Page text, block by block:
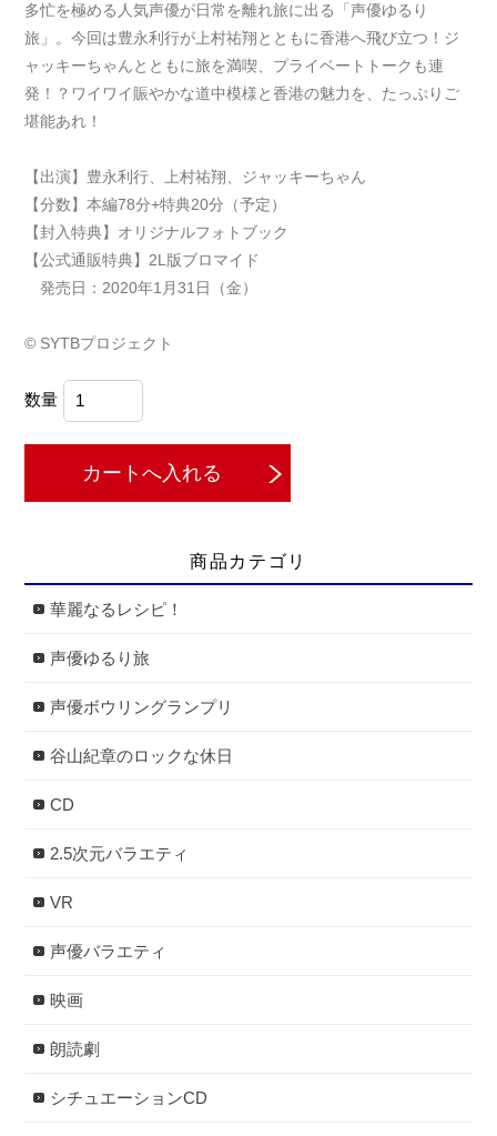
多忙を極める人気声優が日常を離れ旅に出る「声優ゆるり
旅」。今回は豊永利行が上村祐翔とともに香港へ飛び立つ！ジ
ャッキーちゃんとともに旅を満喫、プライベートトークも連
発！？ワイワイ賑やかな道中模様と香港の魅力を、たっぷりご
堪能あれ！
【出演】豊永利行、上村祐翔、ジャッキーちゃん
【分数】本編78分+特典20分（予定）
【封入特典】オリジナルフォトブック
【公式通販特典】2L版ブロマイド
発売日：2020年1月31日（金）
© SYTBプロジェクト
数量
商品カテゴリ
華麗なるレシピ！
声優ゆるり旅
声優ボウリングランプリ
谷山紀章のロックな休日
CD
2.5次元バラエティ
VR
声優バラエティ
映画
朗読劇
シチュエーションCD